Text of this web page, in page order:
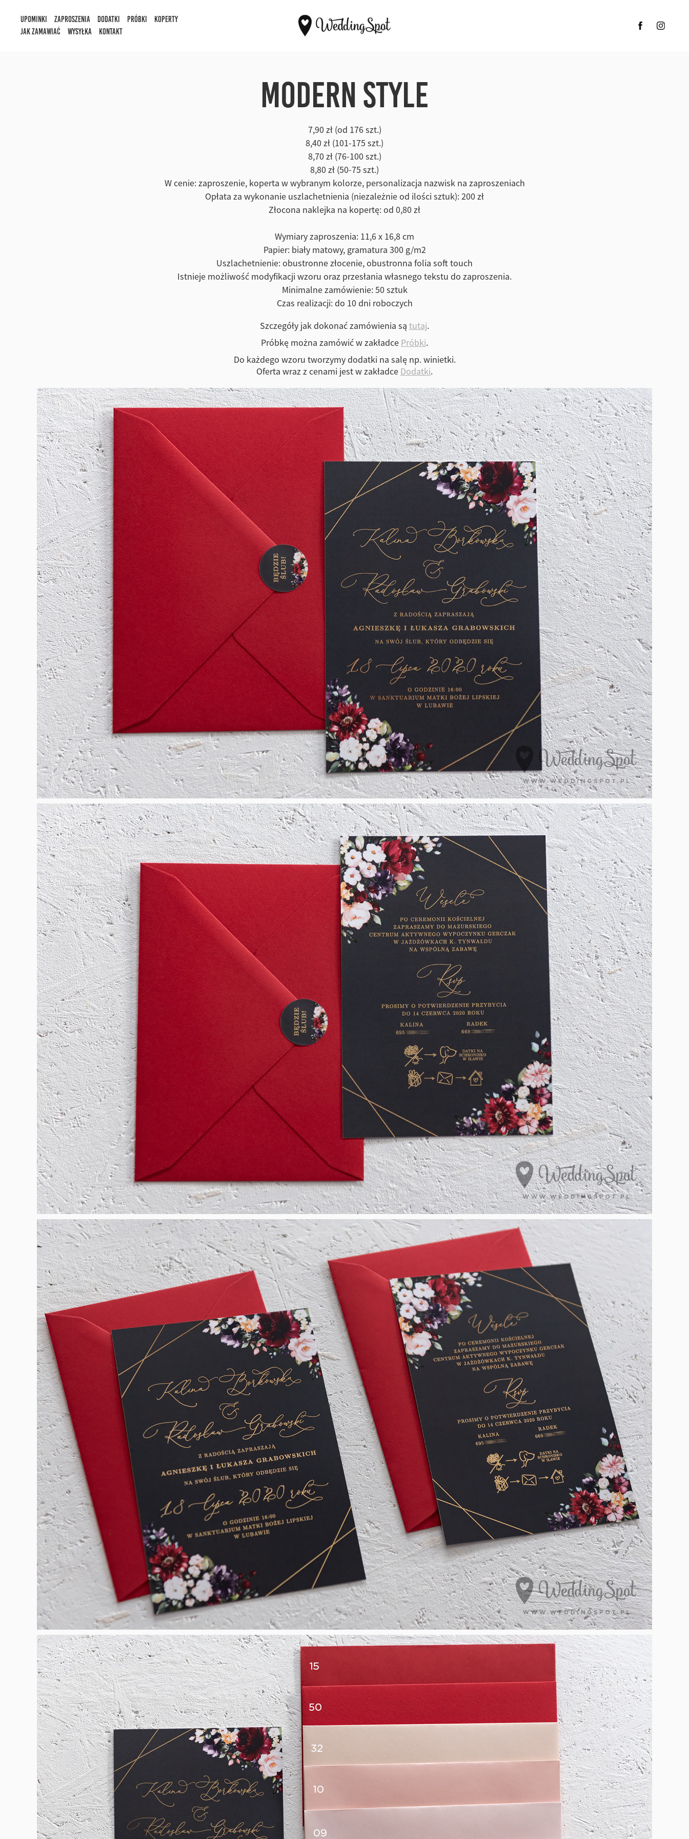
Upominki Zaproszenia Dodatki Próbki
Koperty
Jak zamawiać
Wysyłka Kontakt
Modern Style
7,90 zł (od 176 szt.)
8,40 zł (101-175 szt.)
8,70 zł (76-100 szt.)
8,80 zł (50-75 szt.)
W cenie: zaproszenie, koperta w wybranym kolorze, personalizacja nazwisk na zaproszeniach
Opłata za wykonanie uszlachetnienia (niezależnie od ilości sztuk): 200 zł
Złocona naklejka na kopertę: od 0,80 zł
Wymiary zaproszenia: 11,6 x 16,8 cm
Papier: biały matowy, gramatura 300 g/m2
Uszlachetnienie: obustronne złocenie, obustronna folia soft touch
Istnieje możliwość modyfikacji wzoru oraz przesłania własnego tekstu do zaproszenia.
Minimalne zamówienie: 50 sztuk
Czas realizacji: do 10 dni roboczych
Szczegóły jak dokonać zamówienia są tutaj.
Próbkę można zamówić w zakładce Próbki.
Do każdego wzoru tworzymy dodatki na salę np. winietki.
Oferta wraz z cenami jest w zakładce Dodatki.